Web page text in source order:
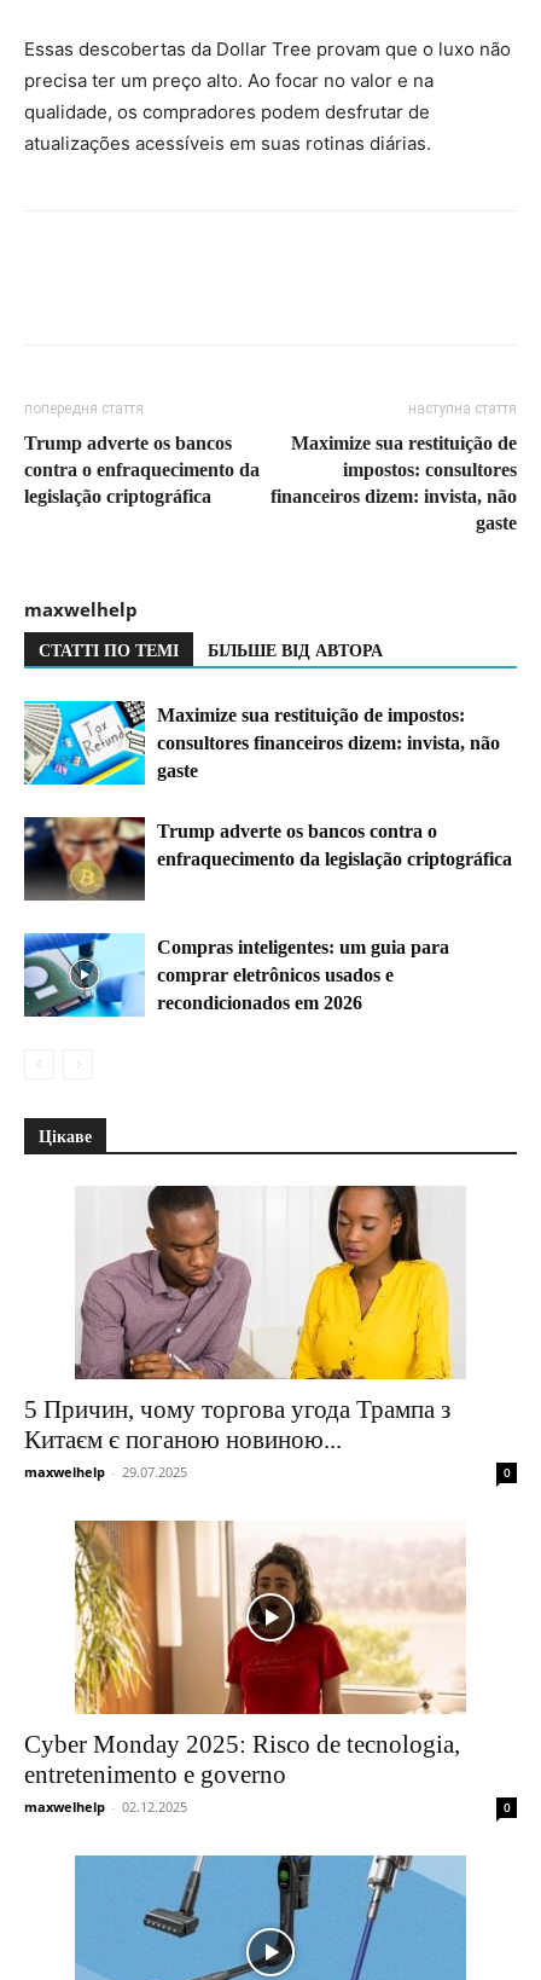
Essas descobertas da Dollar Tree provam que o luxo não
precisa ter um preço alto. Ao focar no valor e na
qualidade, os compradores podem desfrutar de
atualizações acessíveis em suas rotinas diárias.
попередня стаття
Trump adverte os bancos
contra o enfraquecimento da
legislação criptográfica
наступна стаття
Maximize sua restituição de
impostos: consultores
financeiros dizem: invista, não
gaste
maxwelhelp
СТАТТІ ПО ТЕМІ БІЛЬШЕ ВІД АВТОРА
Maximize sua restituição de impostos:
consultores financeiros dizem: invista, não
gaste
Trump adverte os bancos contra o
enfraquecimento da legislação criptográfica
Compras inteligentes: um guia para
comprar eletrônicos usados e
recondicionados em 2026
Цікаве
5 Причин, чому торгова угода Трампа з
Китаєм є поганою новиною...
maxwelhelp - 29.07.2025 0
Cyber ​​Monday 2025: Risco de tecnologia,
entretenimento e governo
maxwelhelp - 02.12.2025 0